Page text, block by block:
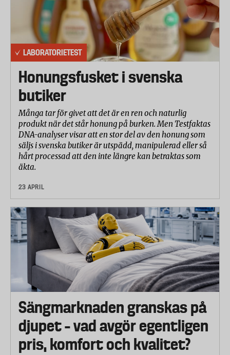
LABORATORIETEST
Honungsfusket i svenska
butiker
Många tar för givet att det är en ren och naturlig
produkt när det står honung på burken. Men Testfaktas
DNA-analyser visar att en stor del av den honung som
säljs i svenska butiker är utspädd, manipulerad eller så
hårt processad att den inte längre kan betraktas som
äkta.
23 APRIL
Sängmarknaden granskas på
djupet – vad avgör egentligen
pris, komfort och kvalitet?